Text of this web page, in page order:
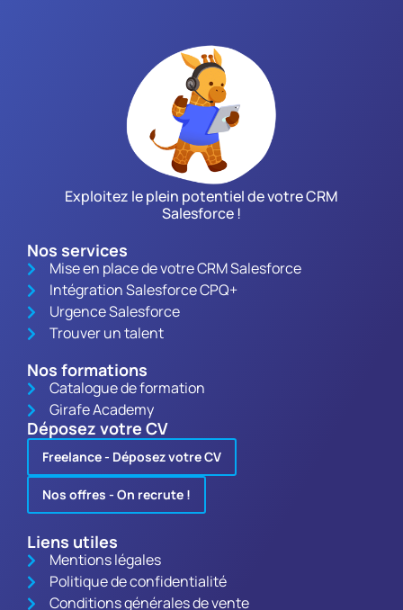
Exploitez le plein potentiel de votre CRM
Salesforce !
Nos services
Mise en place de votre CRM Salesforce
Intégration Salesforce CPQ+
Urgence Salesforce
Trouver un talent
Nos formations
Catalogue de formation
Girafe Academy
Déposez votre CV
Freelance - Déposez votre CV
Nos offres - On recrute !
Liens utiles
Mentions légales
Politique de confidentialité
Conditions générales de vente